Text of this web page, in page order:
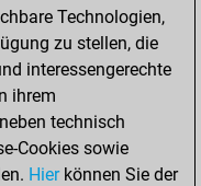
0
0
0
Technologien,
zu stellen, die
interessengerechte
ihrem
technisch
Cookies sowie
Hierkönnen Sie der